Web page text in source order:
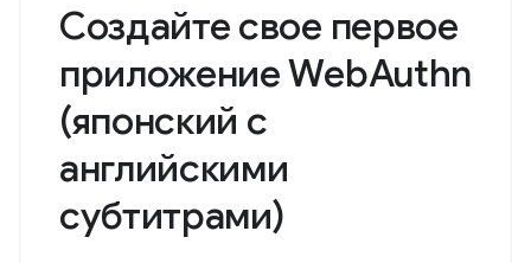
Создайте свое первое
приложение WebAuthn
(японский с
английскими
субтитрами)